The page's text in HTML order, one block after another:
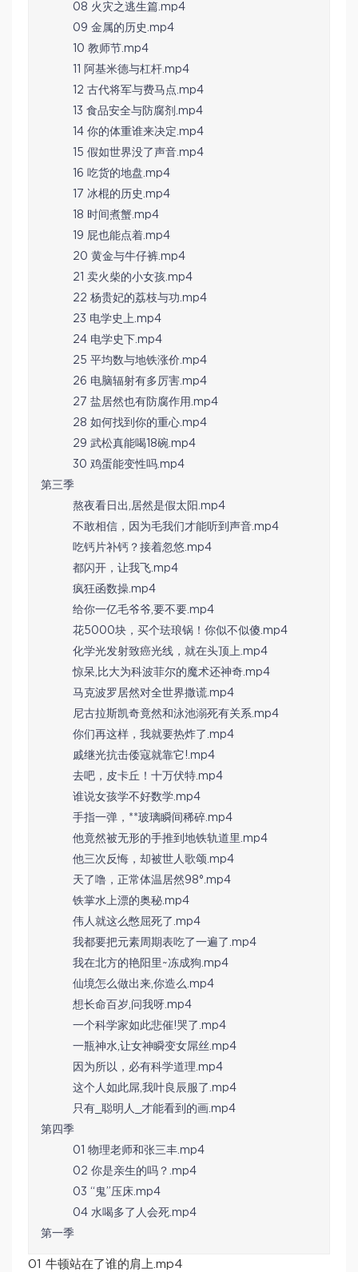
08 火灾之逃生篇.mp4
09 金属的历史.mp4
10 教师节.mp4
11 阿基米德与杠杆.mp4
12 古代将军与费马点.mp4
13 食品安全与防腐剂.mp4
14 你的体重谁来决定.mp4
15 假如世界没了声音.mp4
16 吃货的地盘.mp4
17 冰棍的历史.mp4
18 时间煮蟹.mp4
19 屁也能点着.mp4
20 黄金与牛仔裤.mp4
21 卖火柴的小女孩.mp4
22 杨贵妃的荔枝与功.mp4
23 电学史上.mp4
24 电学史下.mp4
25 平均数与地铁涨价.mp4
26 电脑辐射有多厉害.mp4
27 盐居然也有防腐作用.mp4
28 如何找到你的重心.mp4
29 武松真能喝18碗.mp4
30 鸡蛋能变性吗.mp4
第三季
熬夜看日出,居然是假太阳.mp4
不敢相信，因为毛我们才能听到声音.mp4
吃钙片补钙？接着忽悠.mp4
都闪开，让我飞.mp4
疯狂函数操.mp4
给你一亿毛爷爷,要不要.mp4
花5000块，买个珐琅锅！你似不似傻.mp4
化学光发射致癌光线，就在头顶上.mp4
惊呆,比大为科波菲尔的魔术还神奇.mp4
马克波罗居然对全世界撒谎.mp4
尼古拉斯凯奇竟然和泳池溺死有关系.mp4
你们再这样，我就要热炸了.mp4
戚继光抗击倭寇就靠它!.mp4
去吧，皮卡丘！十万伏特.mp4
谁说女孩学不好数学.mp4
手指一弹，**玻璃瞬间稀碎.mp4
他竟然被无形的手推到地铁轨道里.mp4
他三次反悔，却被世人歌颂.mp4
天了噜，正常体温居然98°.mp4
铁掌水上漂的奥秘.mp4
伟人就这么憋屈死了.mp4
我都要把元素周期表吃了一遍了.mp4
我在北方的艳阳里~冻成狗.mp4
仙境怎么做出来,你造么.mp4
想长命百岁,问我呀.mp4
一个科学家如此悲催!哭了.mp4
一瓶神水,让女神瞬变女屌丝.mp4
因为所以，必有科学道理.mp4
这个人如此屌,我叶良辰服了.mp4
只有_聪明人_才能看到的画.mp4
第四季
01 物理老师和张三丰.mp4
02 你是亲生的吗？.mp4
03 “鬼”压床.mp4
04 水喝多了人会死.mp4
第一季
01 牛顿站在了谁的肩上.mp4